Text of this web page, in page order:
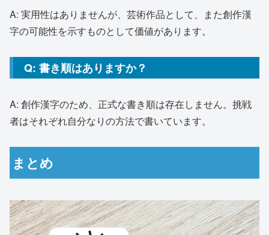
A: 実用性はありませんが、芸術作品として、また創作漢
字の可能性を示すものとして価値があります。
Q: 書き順はありますか？
A: 創作漢字のため、正式な書き順は存在しません。挑戦
者はそれぞれ自分なりの方法で書いています。
まとめ